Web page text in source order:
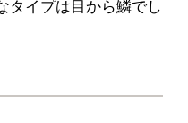
タイプは目から鱗でし